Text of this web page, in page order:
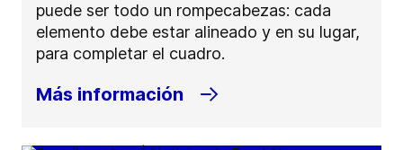
puede ser todo un rompecabezas: cada
elemento debe estar alineado y en su lugar,
para completar el cuadro.
Más información